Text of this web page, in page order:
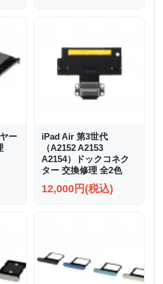
ー
iPad Air 第3世代
（A2152 A2153
A2154）ドックコネク
ター 交換修理 全2色
12,000円(税込)